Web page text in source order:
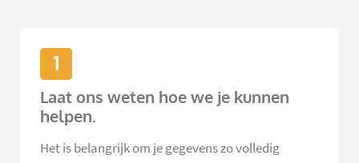
1
Laat ons weten hoe we je kunnen
helpen.
Het is belangrijk om je gegevens zo volledig